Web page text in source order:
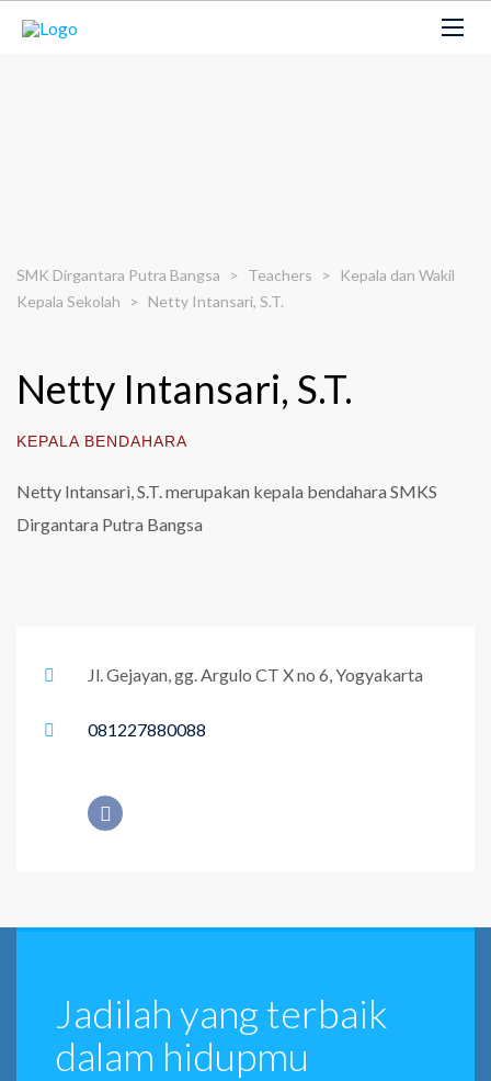
SMK Dirgantara Putra Bangsa > Teachers >
Kepala dan Wakil
Kepala Sekolah
> Netty Intansari, S.T.
Netty Intansari, S.T.
KEPALA BENDAHARA
Netty Intansari, S.T. merupakan kepala bendahara SMKS
Dirgantara Putra Bangsa
Jl. Gejayan, gg. Argulo CT X no 6, Yogyakarta
081227880088
Jadilah yang terbaik
dalam hidupmu